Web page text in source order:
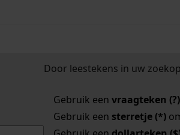
Door leestekens in uw
Gebruik een vraagteken (?)
Gebruik een sterretje (*)